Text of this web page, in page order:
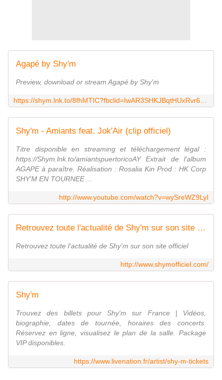
Agapé by Shy'm
Preview, download or stream Agapé by Shy'm
Shy'm - Amiants feat. Jok'Air (clip officiel)
Titre disponible en streaming et téléchargement légal :
https://Shym.lnk.to/amiantspuertoricoAY Extrait de l'album
AGAPE à paraître. Réalisation : Rosalia Kin Prod : HK Corp
SHY'M EN TOURNEE ...
http://www.youtube.com/watch?v=wySreWZ9LyI
Retrouvez toute l'actualité de Shy'm sur son site officiel
Retrouvez toute l'actualité de Shy'm sur son site officiel
http://www.shymofficiel.com/
Shy'm
Trouvez des billets pour Shy'm sur France | Vidéos,
biographie, dates de tournée, horaires des concerts.
Réservez en ligne, visualisez le plan de la salle. Package
VIP disponibles.
https://www.livenation.fr/artist/shy-m-tickets